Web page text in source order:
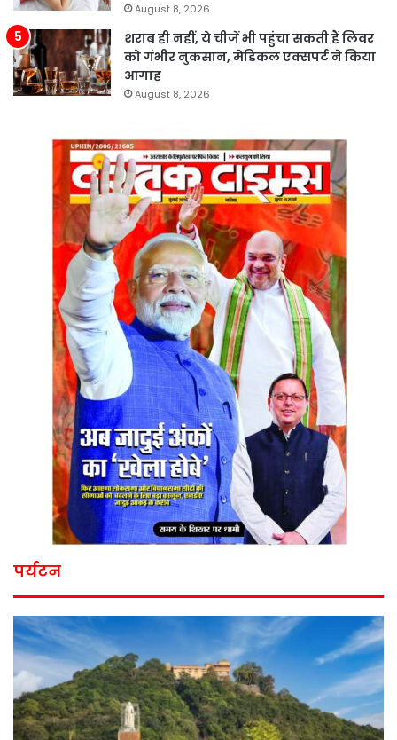
August 8, 2026
शराब ही नहीं, ये चीजें भी पहुंचा सकती हैं लिवर
को गंभीर नुकसान, मेडिकल एक्सपर्ट ने किया
आगाह
August 8, 2026
पर्यटन